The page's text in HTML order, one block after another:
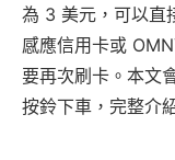
為 3 美元，可以直
感應信用卡或
要再次刷卡。本文
按鈴下車，完整介